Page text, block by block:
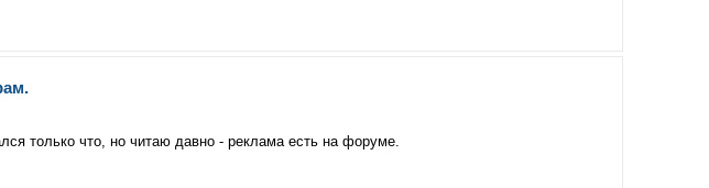
только что, но читаю давно - реклама есть на форуме.